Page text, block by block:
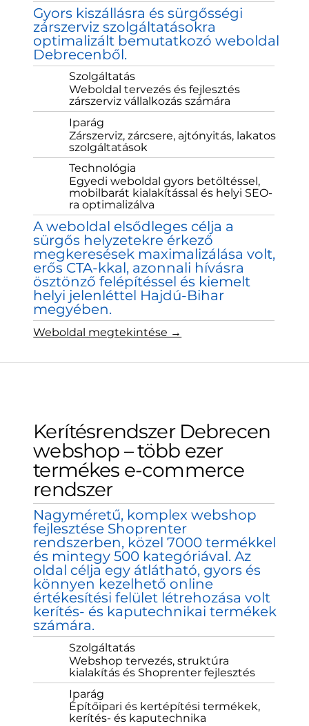
Gyors kiszállásra és sürgősségi
zárszerviz szolgáltatásokra
optimalizált bemutatkozó weboldal
Debrecenből.
Szolgáltatás
Weboldal tervezés és fejlesztés
zárszerviz vállalkozás számára
Iparág
Zárszerviz, zárcsere, ajtónyitás, lakatos
szolgáltatások
Technológia
Egyedi weboldal gyors betöltéssel,
mobilbarát kialakítással és helyi SEO-
ra optimalizálva
A weboldal elsődleges célja a
sürgős helyzetekre érkező
megkeresések maximalizálása volt,
erős CTA-kkal, azonnali hívásra
ösztönző felépítéssel és kiemelt
helyi jelenléttel Hajdú-Bihar
megyében.
Weboldal megtekintése →
Kerítésrendszer Debrecen
webshop – több ezer
termékes e-commerce
rendszer
Nagyméretű, komplex webshop
fejlesztése Shoprenter
rendszerben, közel 7000 termékkel
és mintegy 500 kategóriával. Az
oldal célja egy átlátható, gyors és
könnyen kezelhető online
értékesítési felület létrehozása volt
kerítés- és kaputechnikai termékek
számára.
Szolgáltatás
Webshop tervezés, struktúra
kialakítás és Shoprenter fejlesztés
Iparág
Építőipari és kertépítési termékek,
kerítés- és kaputechnika